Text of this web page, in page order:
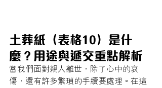
土葬紙（表格10）是什
麼？用途與遞交重點解析
當我們面對親人離世，除了心中的哀
傷，還有許多繁瑣的手續要處理。在這